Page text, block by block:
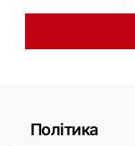
Політика